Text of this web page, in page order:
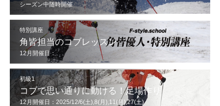
シーズン中随時開催
特別講座
角皆担当のコブレッスン
12月開催日：
12/6(土),7(日),13(土),14(日),20(土),21(日),30(火),31(水)
初級1
コブで思い通りに動ける！足場作り
12月開催日：2025/12/6(土),8(月),11(月),27(土)